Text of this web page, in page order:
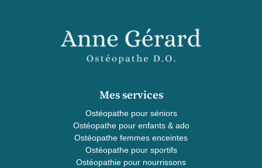
Mes services
Ostéopathe pour séniors
Ostéopathe pour enfants & ado
Ostéopathe femmes enceintes
Ostéopathe pour sportifs
Ostéopathie pour nourrissons